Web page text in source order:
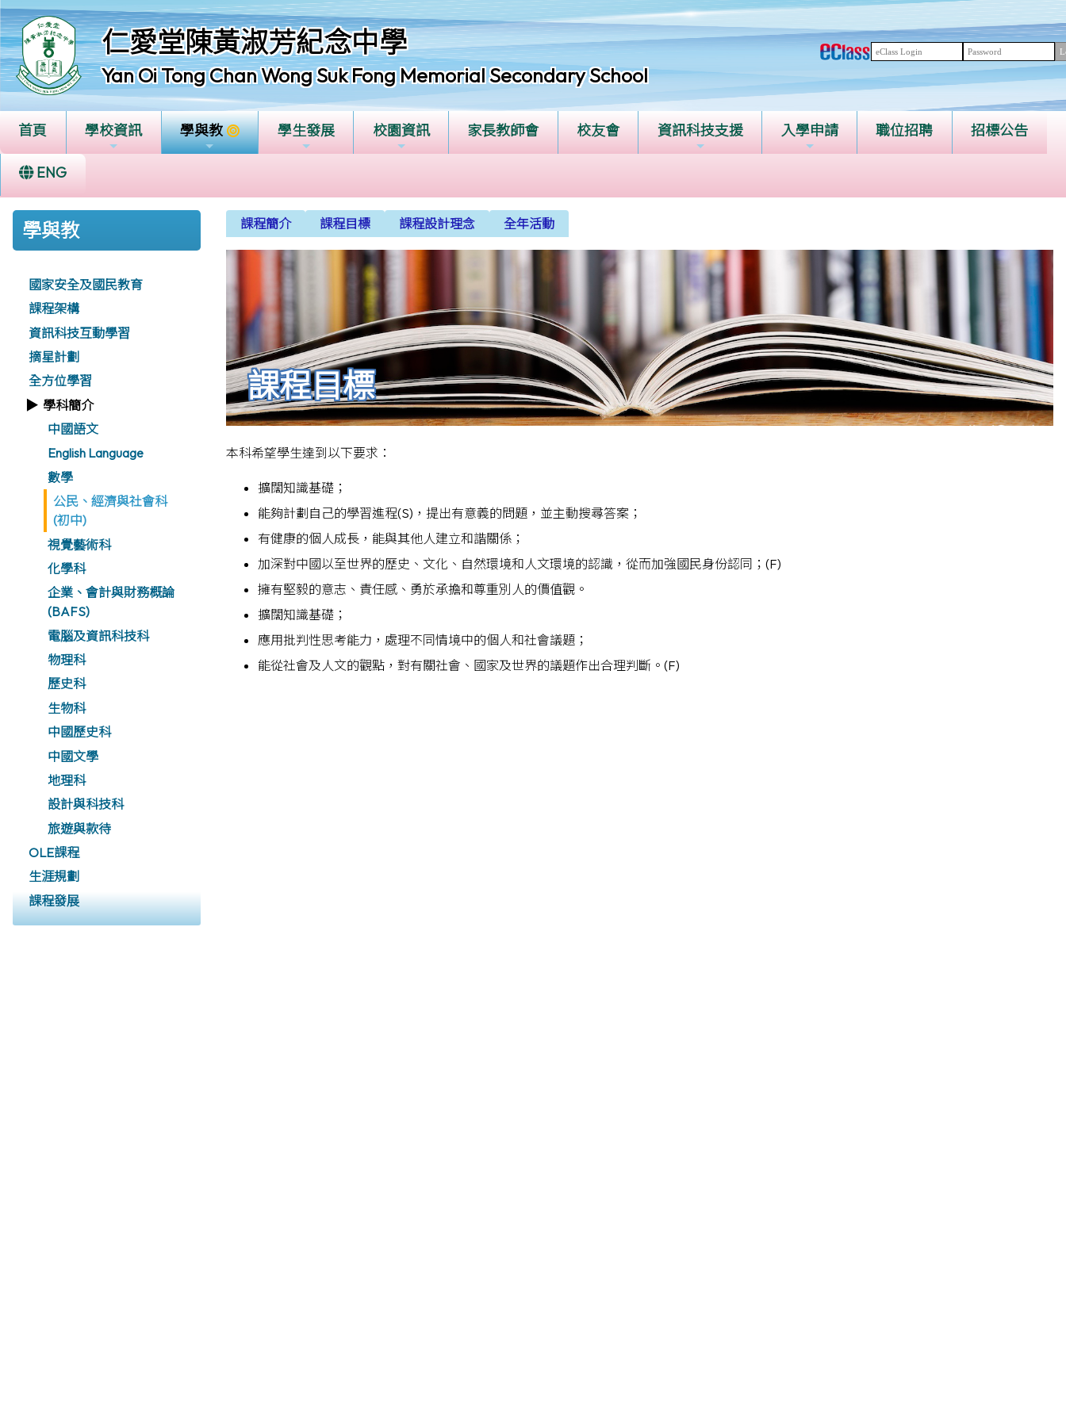
仁愛堂陳黃淑芳紀念中學
Yan Oi Tong Chan Wong Suk Fong Memorial Secondary School
首頁 學校資訊 學與教 學生發展 校園資訊 家長教師會 校友會 資訊科技支援 入學申請 職位招聘 招標公告
ENG
學與教
國家安全及國民教育
課程架構
資訊科技互動學習
摘星計劃
全方位學習
學科簡介
中國語文
English Language
數學
公民、經濟與社會科
(初中)
視覺藝術科
化學科
企業、會計與財務概論
(BAFS)
電腦及資訊科技科
物理科
歷史科
生物科
中國歷史科
中國文學
地理科
設計與科技科
旅遊與款待
OLE課程
生涯規劃
課程發展
課程簡介 課程目標 課程設計理念 全年活動
課程目標
本科希望學生達到以下要求：
擴闊知識基礎；
能夠計劃自己的學習進程(S)，提出有意義的問題，並主動搜尋答案；
有健康的個人成長，能與其他人建立和諧關係；
加深對中國以至世界的歷史、文化、自然環境和人文環境的認識，從而加強國民身份認同；(F)
擁有堅毅的意志、責任感、勇於承擔和尊重別人的價值觀。
擴闊知識基礎；
應用批判性思考能力，處理不同情境中的個人和社會議題；
能從社會及人文的觀點，對有關社會、國家及世界的議題作出合理判斷。(F)